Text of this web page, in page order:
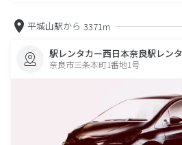
平城山駅から 3371m
駅レンタカー西日本奈良駅レン
奈良市三条本町1番地1号